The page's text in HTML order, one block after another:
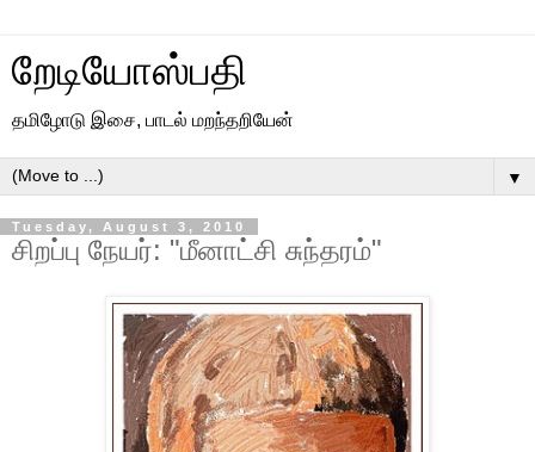
றேடியோஸ்பதி
தமிழோடு இசை, பாடல் மறந்தறியேன்
▼
Tuesday, August 3, 2010
சிறப்பு நேயர்: "மீனாட்சி சுந்தரம்"